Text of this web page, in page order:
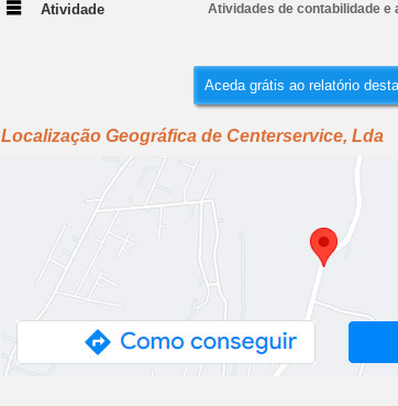
Atividade Atividades de contabilidade e
Aceda grátis ao relatório
Localização Geográfica de Centerservice, Lda